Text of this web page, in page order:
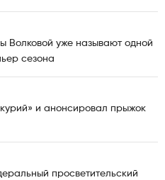
Волковой уже называют одной
сезона
и анонсировал прыжок
просветительский